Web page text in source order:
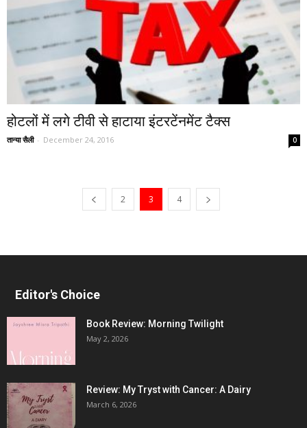
होटलों में लगे टीवी से हाटाया इंटरटेंनमेंट टैक्स
तान्या सैली - December 24, 2016 0
2 3 4
Editor's Choice
Book Review: Morning Twilight
May 2, 2026
Review: My Tryst with Cancer: A Dairy
March 6, 2026